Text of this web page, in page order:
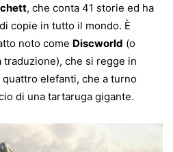
, che conta 41 storie ed ha
copie in tutto il mondo. È
noto come Discworld (o
traduzione), che si regge in
elefanti, che a turno
di una tartaruga gigante.